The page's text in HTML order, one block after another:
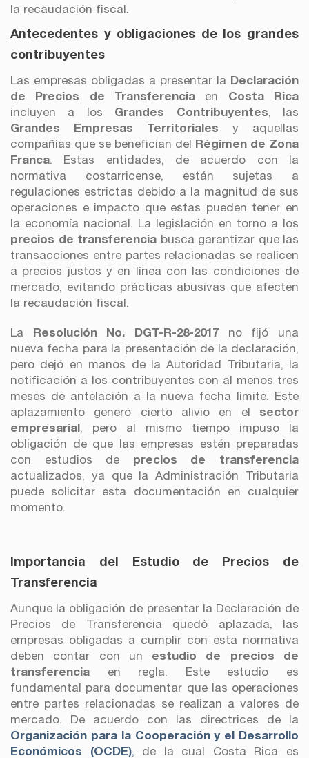
la recaudación fiscal.
Antecedentes y obligaciones de los grandes
contribuyentes
Las empresas obligadas a presentar la Declaración
de Precios de Transferencia en Costa Rica
incluyen a los Grandes Contribuyentes, las
Grandes Empresas Territoriales y aquellas
compañías que se benefician del
Régimen de Zona
Franca. Estas entidades, de acuerdo con la
normativa costarricense, están sujetas a
regulaciones estrictas debido a la magnitud de sus
operaciones e impacto que estas pueden tener en
la economía nacional. La legislación en torno a los
precios de transferencia busca garantizar que las
transacciones entre partes relacionadas se realicen
a precios justos y en línea con las condiciones de
mercado, evitando prácticas abusivas que afecten
la recaudación fiscal.
La Resolución No. DGT-R-28-2017 no fijó una
nueva fecha para la presentación de la declaración,
pero dejó en manos de la Autoridad Tributaria, la
notificación a los contribuyentes con al menos tres
meses de antelación a la nueva fecha límite. Este
aplazamiento generó cierto alivio en el sector
empresarial , pero al mismo tiempo impuso la
obligación de que las empresas estén preparadas
con estudios de precios de transferencia
actualizados, ya que la Administración Tributaria
puede solicitar esta documentación en cualquier
momento.
Importancia del Estudio de Precios de
Transferencia
Aunque la obligación de presentar la Declaración de
Precios de Transferencia quedó aplazada, las
empresas obligadas a cumplir con esta normativa
deben contar con un estudio de precios de
transferencia en regla. Este estudio es
fundamental para documentar que las operaciones
entre partes relacionadas se realizan a valores de
mercado. De acuerdo con las directrices de la
Organización para la Cooperación y el Desarrollo
Económicos (OCDE), de la cual Costa Rica es